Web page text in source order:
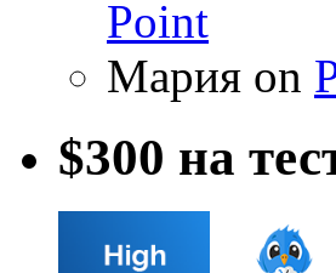
Point
Мария on
$300 на